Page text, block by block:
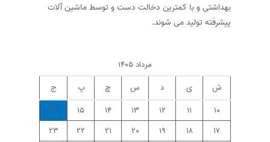
بهداشتی و با کمترین دخالت دست و توسط ماشین آلات
پیشرفته تولید می شوند.
مرداد ۱۴۰۵
ش
ی د س چ پ
ج
۱۰
۱۱ ۱۲ ۱۳ ۱۴ ۱۵
۱۶
۱۷
۱۸ ۱۹ ۲۰ ۲۱ ۲۲
۲۳